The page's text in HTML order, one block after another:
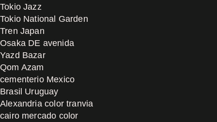
Tokio Jazz
Tokio National Garden
Tren Japan
Osaka DE avenida
Yazd Bazar
Qom Azam
cementerio Mexico
Brasil Uruguay
Alexandria color tranvia
cairo mercado color